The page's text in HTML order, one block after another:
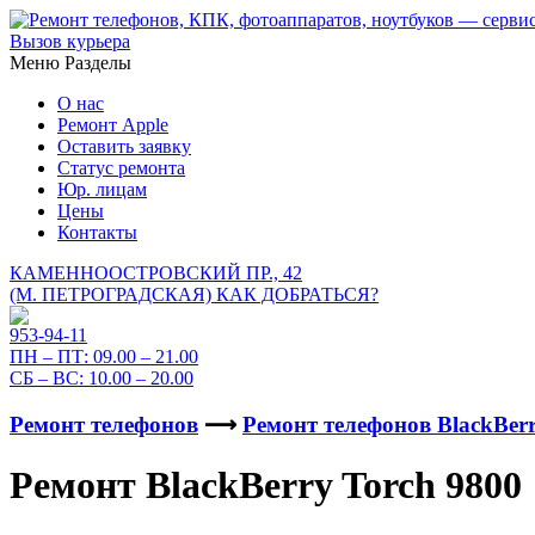
Вызов курьера
Меню Разделы
О нас
Ремонт Apple
Оставить заявку
Статус ремонта
Юр. лицам
Цены
Контакты
КАМЕННООСТРОВСКИЙ ПР., 42
(М. ПЕТРОГРАДСКАЯ) КАК ДОБРАТЬСЯ?
953-94-11
ПН – ПТ: 09.00 – 21.00
СБ – ВС: 10.00 – 20.00
Ремонт телефонов ⟶ Ремонт телефонов
Ремонт BlackBerry Torch 9800